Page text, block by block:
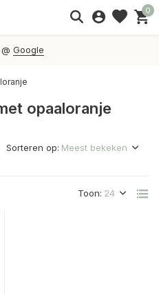
0
@Google
opaaloranje
Toon:
Sorteren op: